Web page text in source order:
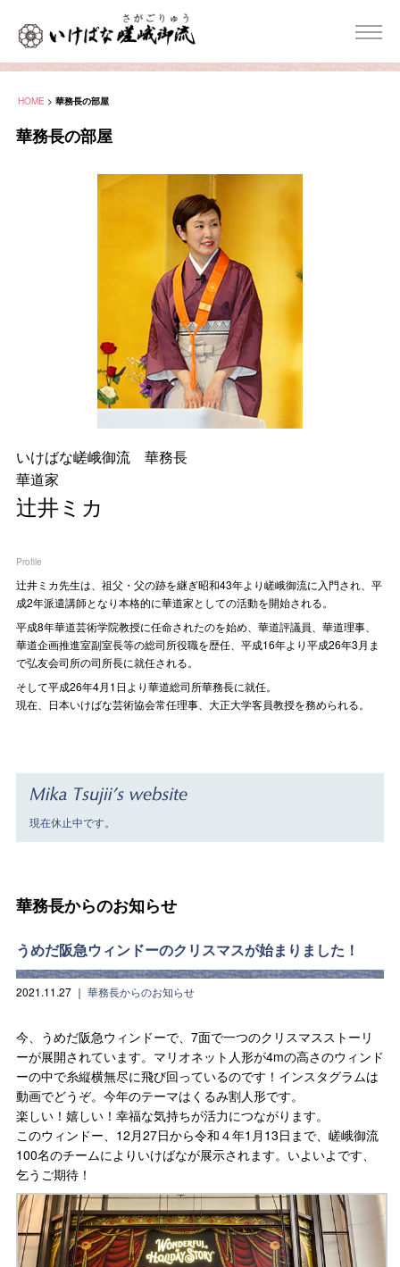
HOME > 華務長の部屋
華務長の部屋
いけばな嵯峨御流 華務長
華道家
辻井ミカ
Profile
辻󠄀井ミカ先生は、祖父・父の跡を継ぎ昭和43年より嵯峨御流に入門され、平
成2年派遣講師となり本格的に華道家としての活動を開始される。
平成8年華道芸術学院教授に任命されたのを始め、華道評議員、華道理事、
華道企画推進室副室長等の総司所役職を歴任、平成16年より平成26年3月ま
で弘友会司所の司所長に就任される。
そして平成26年4月1日より華道総司所華務長に就任。
現在、日本いけばな芸術協会常任理事、大正大学客員教授を務められる。
現在休止中です。
華務長からのお知らせ
うめだ阪急ウィンドーのクリスマスが始まりました！
2021.11.27｜ 華務長からのお知らせ
今、うめだ阪急ウィンドーで、7面で一つのクリスマスストーリ
ーが展開されています。マリオネット人形が4mの高さのウィンド
ーの中で糸縦横無尽に飛び回っているのです！インスタグラムは
動画でどうぞ。今年のテーマはくるみ割人形です。
楽しい！嬉しい！幸福な気持ちが活力につながります。
このウィンドー、12月27日から令和４年1月13日まで、嵯峨御流
100名のチームによりいけばなが展示されます。いよいよです、
乞うご期待！